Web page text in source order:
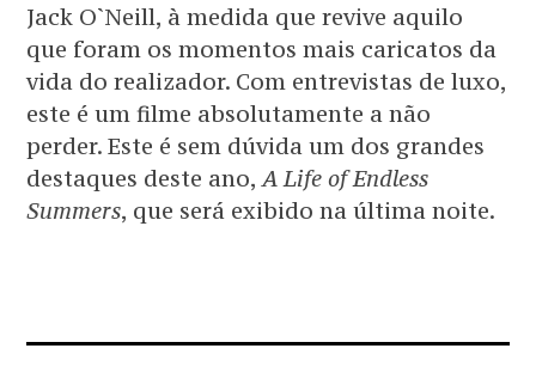
Jack O`Neill, à medida que revive aquilo
que foram os momentos mais caricatos da
vida do realizador. Com entrevistas de luxo,
este é um filme absolutamente a não
perder. Este é sem dúvida um dos grandes
destaques deste ano, A Life of Endless
Summers, que será exibido na última noite.